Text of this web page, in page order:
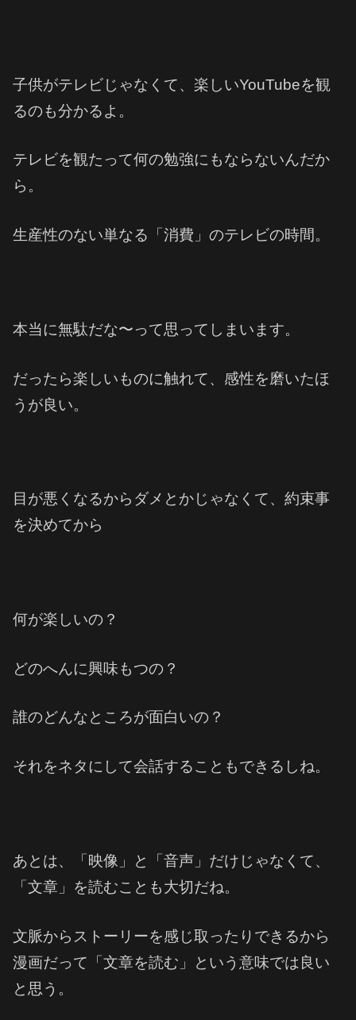
子供がテレビじゃなくて、楽しいYouTubeを観
るのも分かるよ。
テレビを観たって何の勉強にもならないんだか
ら。
生産性のない単なる「消費」のテレビの時間。
本当に無駄だな〜って思ってしまいます。
だったら楽しいものに触れて、感性を磨いたほ
うが良い。
目が悪くなるからダメとかじゃなくて、約束事
を決めてから
何が楽しいの？
どのへんに興味もつの？
誰のどんなところが面白いの？
それをネタにして会話することもできるしね。
あとは、「映像」と「音声」だけじゃなくて、
「文章」を読むことも大切だね。
文脈からストーリーを感じ取ったりできるから
漫画だって「文章を読む」という意味では良い
と思う。